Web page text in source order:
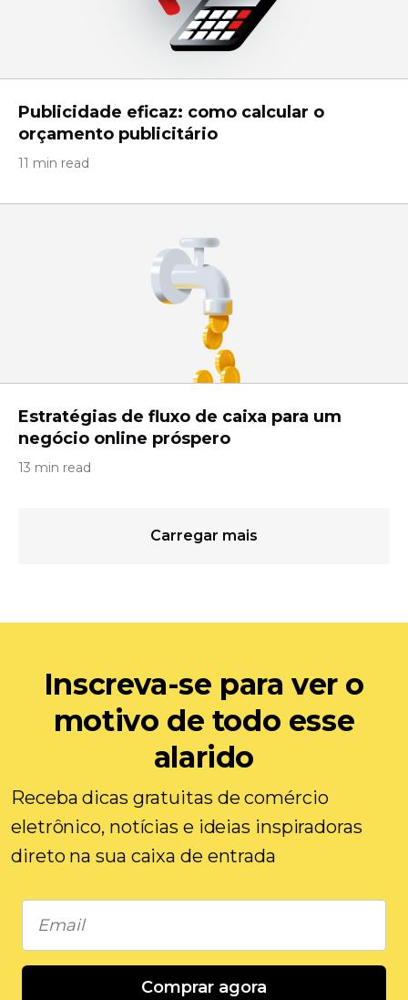
Publicidade eficaz: como calcular o
orçamento publicitário
11 min read
Estratégias de fluxo de caixa para um
negócio online próspero
13 min read
Carregar mais
Inscreva-se para ver o
motivo de todo esse
alarido
Receba dicas gratuitas de comércio
eletrônico, notícias e ideias inspiradoras
direto na sua caixa de entrada
Comprar agora